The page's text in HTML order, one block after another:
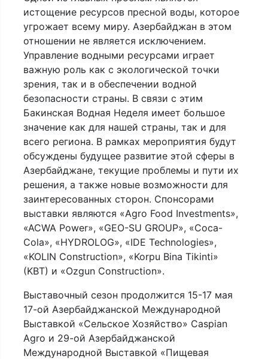
истощение ресурсов пресной воды, которое
угрожает всему миру. Азербайджан в этом
отношении не является исключением.
Управление водными ресурсами играет
важную роль как с экологической точки
зрения, так и в обеспечении водной
безопасности страны. В связи с этим
Бакинская Водная Неделя имеет большое
значение как для нашей страны, так и для
всего региона. В рамках мероприятия будут
обсуждены будущее развитие этой сферы в
Азербайджане, текущие проблемы и пути их
решения, а также новые возможности для
заинтересованных сторон. Спонсорами
выставки являются «Agro Food Investments»,
«ACWA Power», «GEO-SU GROUP», «Сoca-
Cola», «HYDROLOG», «IDE Technologies»,
«KOLIN Construction», «Korpu Bina Tikinti»
(KBT) и «Ozgun Construction».
Выставочный сезон продолжится 15-17 мая
17-ой Азербайджанской Международной
Выставкой «Сельское Хозяйство» Caspian
Agro и 29-ой Азербайджанской
Международной Выставкой «Пищевая